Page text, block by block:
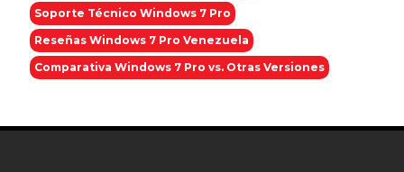
Soporte Técnico Windows 7 Pro
Reseñas Windows 7 Pro Venezuela
Comparativa Windows 7 Pro vs. Otras Versiones